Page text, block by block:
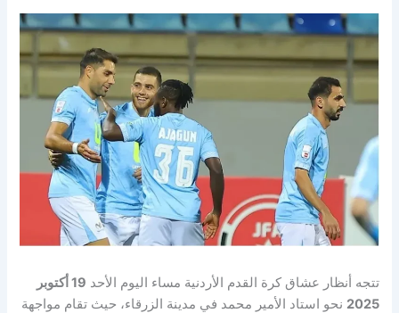
تتجه أنظار عشاق كرة القدم الأردنية مساء اليوم الأحد
19 أكتوبر
2025 نحو استاد الأمير محمد في مدينة الزرقاء، حيث تقام مواجهة